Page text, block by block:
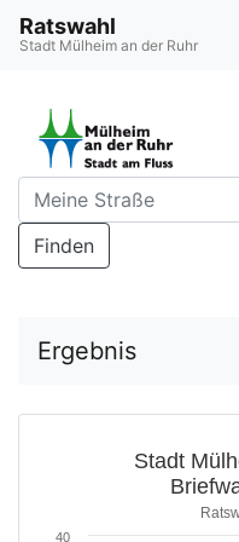
Ratswahl
Stadt Mülheim an der Ruhr
Finden
Ergebnis
Stadt
40